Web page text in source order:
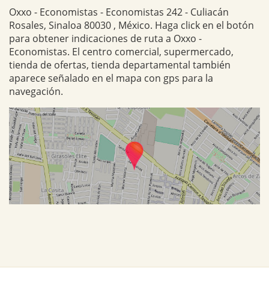
Oxxo - Economistas - Economistas 242 - Culiacán
Rosales, Sinaloa 80030 , México. Haga click en el botón
para obtener indicaciones de ruta a Oxxo -
Economistas. El centro comercial, supermercado,
tienda de ofertas, tienda departamental también
aparece señalado en el mapa con gps para la
navegación.